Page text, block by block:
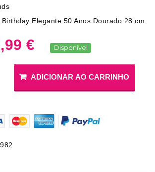
Elegante 50 Anos Dourado 28 cm
€ Disponível
ADICIONAR AO CARRINHO